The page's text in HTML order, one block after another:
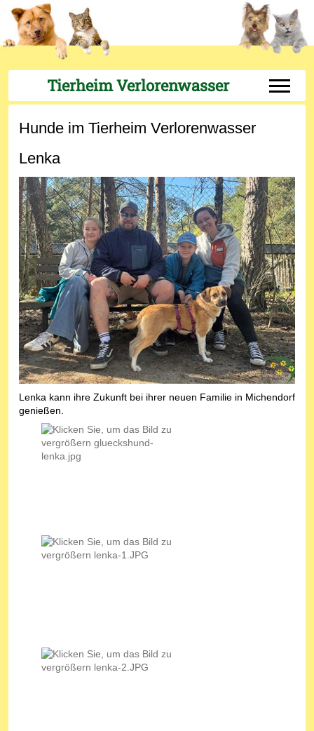
Tierheim Verlorenwasser Off-
Hunde im Tierheim Verlorenwasser
Lenka
Lenka kann ihre Zukunft bei ihrer neuen Familie in Michendorf
genießen.